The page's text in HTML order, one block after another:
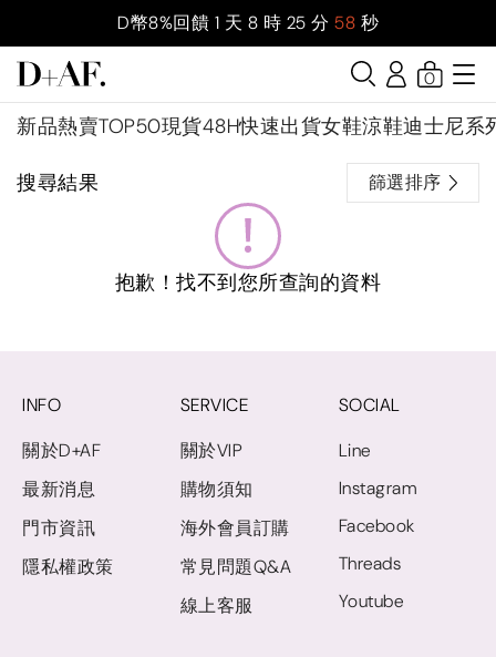
D幣8%回饋 1 天 8 時 25 分 58 秒
新品熱賣TOP50現貨48H快速出貨女鞋涼鞋迪士尼系
0
搜尋結果 篩選排序
抱歉！找不到您所查詢的資料
INFO
關於D+AF
最新消息
門市資訊
隱私權政策
SERVICE
關於VIP
購物須知
海外會員訂購
常見問題Q&A
線上客服
SOCIAL
Line
Instagram
Facebook
Threads
Youtube